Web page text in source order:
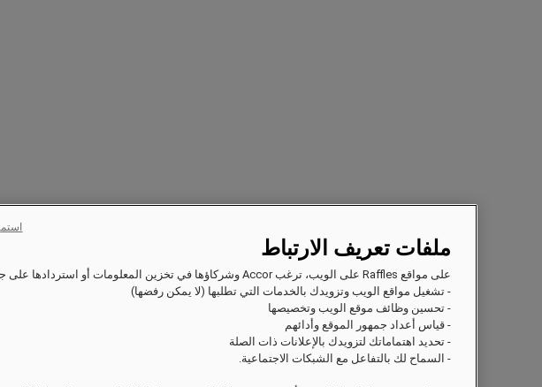
ملفات تعريف الارتباط
على مواقع Raffles على الويب، ترغب Accor وشركاؤها في تخزين المعلومات أو استردادها على جهازك من أجل:
- تشغيل مواقع الويب وتزويدك بالخدمات التي تطلبها (لا يمكن رفضها)
- تحسين وظائف موقع الويب وتخصيصها
- قياس أعداد جمهور الموقع وأدائهم
- تحديد اهتماماتك لتزويدك بالإعلانات ذات الصلة
- السماح لك بالتفاعل مع الشبكات الاجتماعية.